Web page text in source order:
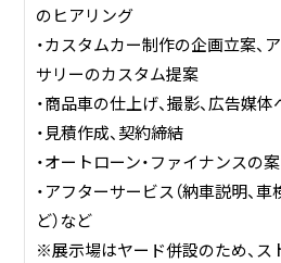
不動産活用事業
オリジナルカスタムカーの販売・
自動車の賃貸借事業
社内外のクリーニング・写真撮影
のヒアリング
・カスタムカー制作の企画立案、
サリーのカスタム提案
・商品車の仕上げ、撮影、広告媒
・見積作成、契約締結
・オートローン・ファイナンスの
・アフターサービス（納車説明、
ど）など
※展示場はヤード併設のため、